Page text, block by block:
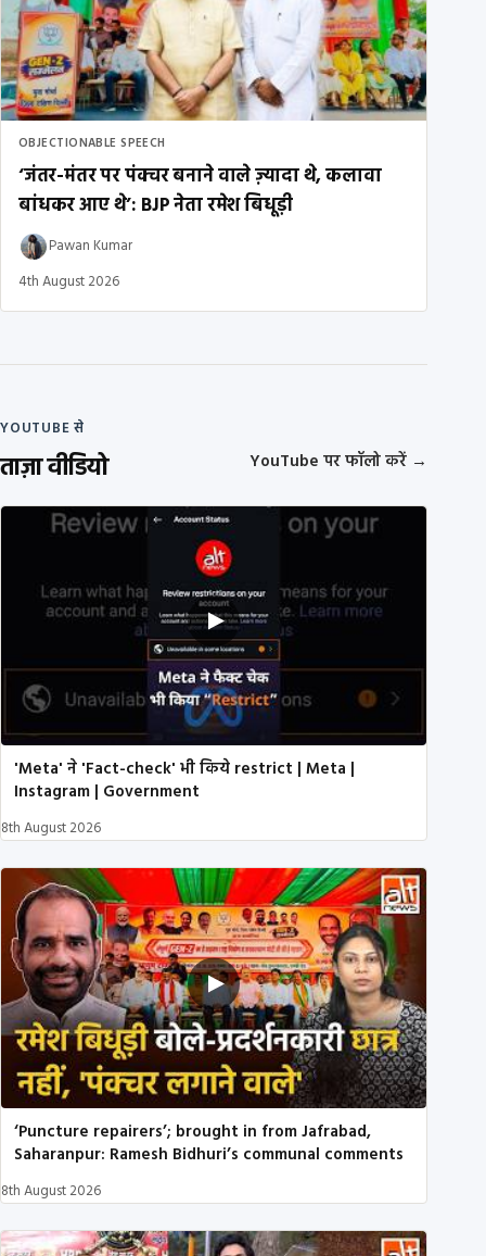
OBJECTIONABLE SPEECH
‘जंतर-मंतर पर पंक्चर बनाने वाले ज़्यादा थे, कलावा
बांधकर आए थे’: BJP नेता रमेश बिधूड़ी
Pawan Kumar
4th August 2026
YOUTUBE से
ताज़ा वीडियो YouTube पर फॉलो करें →
'Meta' ने 'Fact-check' भी किये restrict | Meta |
Instagram | Government
8th August 2026
‘Puncture repairers’; brought in from Jafrabad,
Saharanpur: Ramesh Bidhuri’s communal comments
8th August 2026